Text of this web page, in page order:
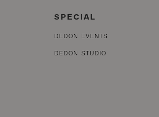
SPECIAL
DEDON EVENTS
DEDON STUDIO